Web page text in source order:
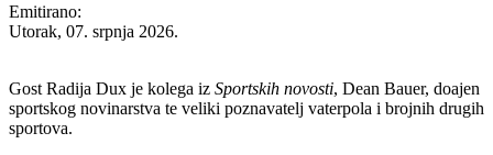
Emitirano:
Utorak, 07. srpnja 2026.
Gost Radija Dux je kolega iz Sportskih novosti, Dean Bauer, doajen
sportskog novinarstva te veliki poznavatelj vaterpola i brojnih drugih
sportova.